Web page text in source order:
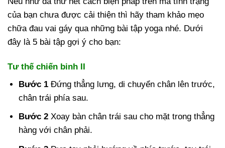
của bạn chưa được cải thiện thì hãy tham khảo mẹo
chữa đau vai gáy qua những bài tập yoga nhé. Dưới
đây là 5 bài tập gợi ý cho bạn:
Tư thế chiến binh II
Bước 1 Đứng thẳng lưng, di chuyển chân lên trước,
chân trái phía sau.
Bước 2 Xoay bàn chân trái sau cho mặt trong thẳng
hàng với chân phải.